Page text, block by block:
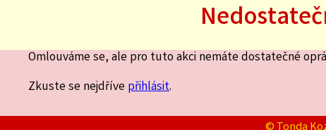
Omlouváme se, ale pro tuto akci nemáte dostatečné
Zkuste se nejdříve přihlásit.